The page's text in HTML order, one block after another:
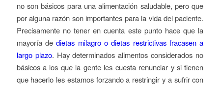
no son básicos para una alimentación saludable, pero que
por alguna razón son importantes para la vida del paciente.
Precisamente no tener en cuenta este punto hace que la
mayoría dedietas milagro o dietas restrictivas fracasen a
largo plazo. Hay determinados alimentos considerados no
básicos a los que la gente les cuesta renunciar y si tienen
que hacerlo les estamos forzando a restringir y a sufrir con